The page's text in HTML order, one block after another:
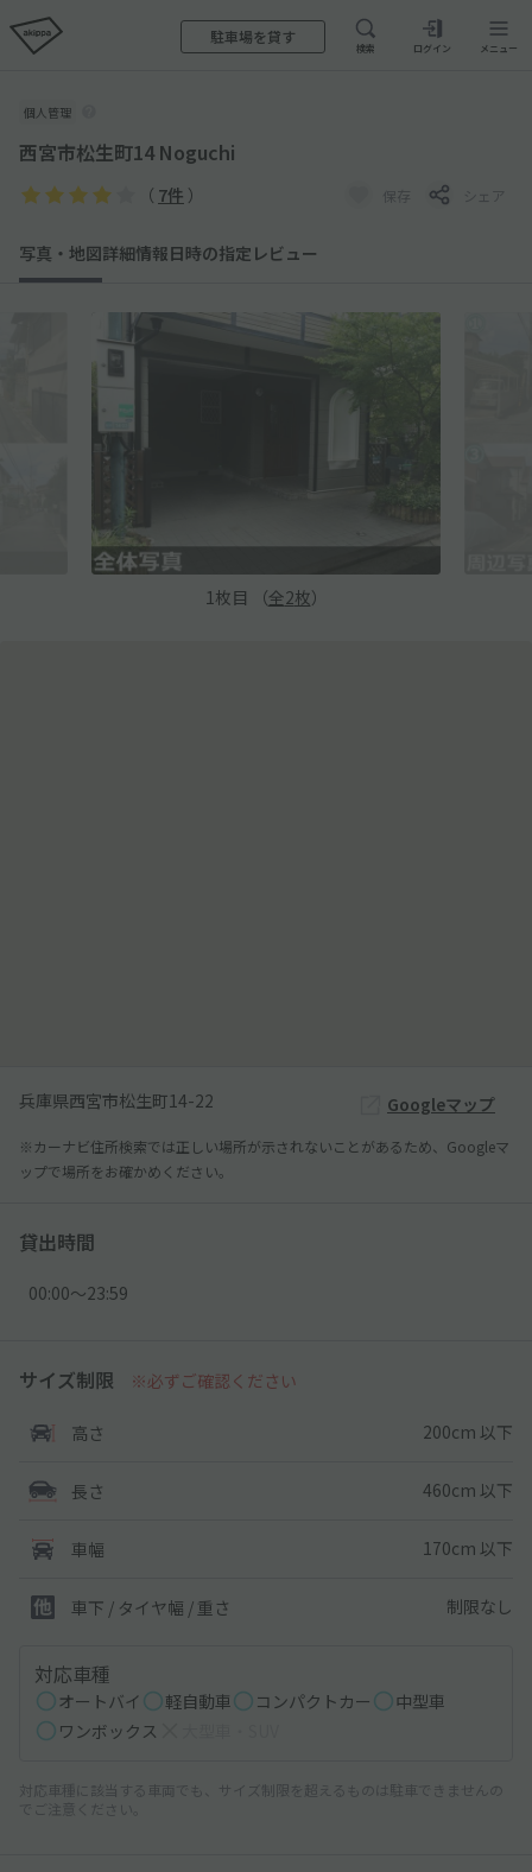
駐車場を貸す
検索 ログイン メニュー
個人管理
西宮市松生町14 Noguchi
（ 7件 ） 保存 シェア
写真・地図詳細情報日時の指定 レビュー
1 枚目 （全2枚）
兵庫県西宮市松生町14-22 Googleマップ
※カーナビ住所検索では正しい場所が示されないことがあるため、Googleマ
ップで場所をお確かめください。
貸出時間
00:00〜23:59
サイズ制限 ※必ずご確認ください
高さ 200cm 以下
長さ 460cm 以下
車幅 170cm 以下
車下 / タイヤ幅 / 重さ 制限なし
対応車種
オートバイ 軽自動車 コンパクトカー
中型車
ワンボックス
対応車種に該当する車両でも、サイズ制限を超えるものは駐車できませんの
でご注意ください。